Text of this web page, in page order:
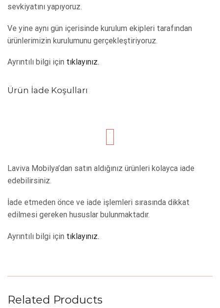
sevkiyatını yapıyoruz.
Ve yine aynı gün içerisinde kurulum ekipleri tarafından
ürünlerimizin kurulumunu gerçekleştiriyoruz.
Ayrıntılı bilgi için tıklayınız.
Ürün İade Koşulları
Laviva Mobilya’dan satın aldığınız ürünleri kolayca iade
edebilirsiniz.
İade etmeden önce ve iade işlemleri sırasında dikkat
edilmesi gereken hususlar bulunmaktadır.
Ayrıntılı bilgi için tıklayınız.
Related Products